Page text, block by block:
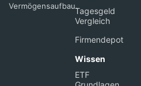
Vermögensaufbau.Tagesgeld
Vergleich
Firmendepot
Wissen
ETF